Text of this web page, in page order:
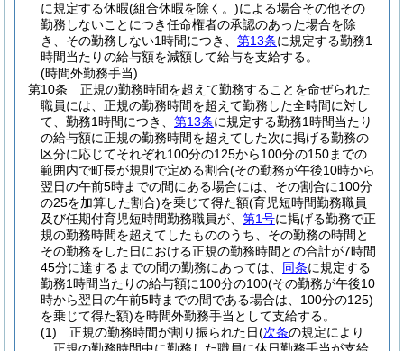
に規定する休暇(組合休暇を除く。)による場合その他その
勤務しないことにつき任命権者の承認のあった場合を除
き、その勤務しない1時間につき、 第13条に規定する勤務1
時間当たりの給与額を減額して給与を支給する。
(時間外勤務手当)
第10条
正規の勤務時間を超えて勤務することを命ぜられた
職員には、正規の勤務時間を超えて勤務した全時間に対し
て、勤務1時間につき、 第13条に規定する勤務1時間当たり
の給与額に正規の勤務時間を超えてした次に掲げる勤務の
区分に応じてそれぞれ100分の125から100分の150までの
範囲内で町長が規則で定める割合(その勤務が午後10時から
翌日の午前5時までの間にある場合には、その割合に100分
の25を加算した割合)を乗じて得た額(育児短時間勤務職員
及び任期付育児短時間勤務職員が、 第1号に掲げる勤務で正
規の勤務時間を超えてしたもののうち、その勤務の時間と
その勤務をした日における正規の勤務時間との合計が7時間
45分に達するまでの間の勤務にあっては、 同条に規定する
勤務1時間当たりの給与額に100分の100(その勤務が午後10
時から翌日の午前5時までの間である場合は、100分の125)
を乗じて得た額)を時間外勤務手当として支給する。
(1)
正規の勤務時間が割り振られた日(次条の規定により